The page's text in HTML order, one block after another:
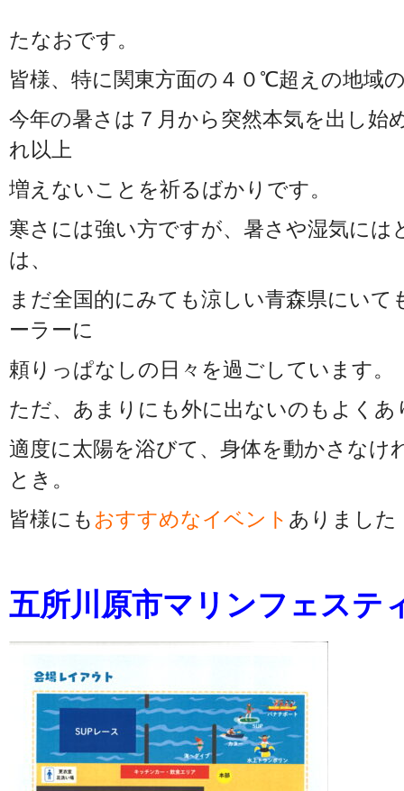
たなおです。
皆様、特に関東方面の４０℃超えの地域
今年の暑さは７月から突然本気を出し始
れ以上
増えないことを祈るばかりです。
寒さには強い方ですが、暑さや湿気には
は、
まだ全国的にみても涼しい青森県にいて
ーラーに
頼りっぱなしの日々を過ごしています。
ただ、あまりにも外に出ないのもよくあ
適度に太陽を浴びて、身体を動かさなけ
とき。
皆様にも おすすめなイベント ありました
五所川原市マリンフェステ